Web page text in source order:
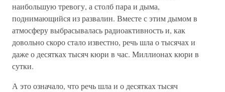
наибольшую тревогу, а столб пара и дыма,
поднимающийся из развалин. Вместе с этим дымом в
атмосферу выбрасывалась радиоактивность и, как
довольно скоро стало известно, речь шла о тысячах и
даже о десятках тысяч кюри в час. Миллионах кюри в
сутки.
А это означало, что речь шла и о десятках тысяч